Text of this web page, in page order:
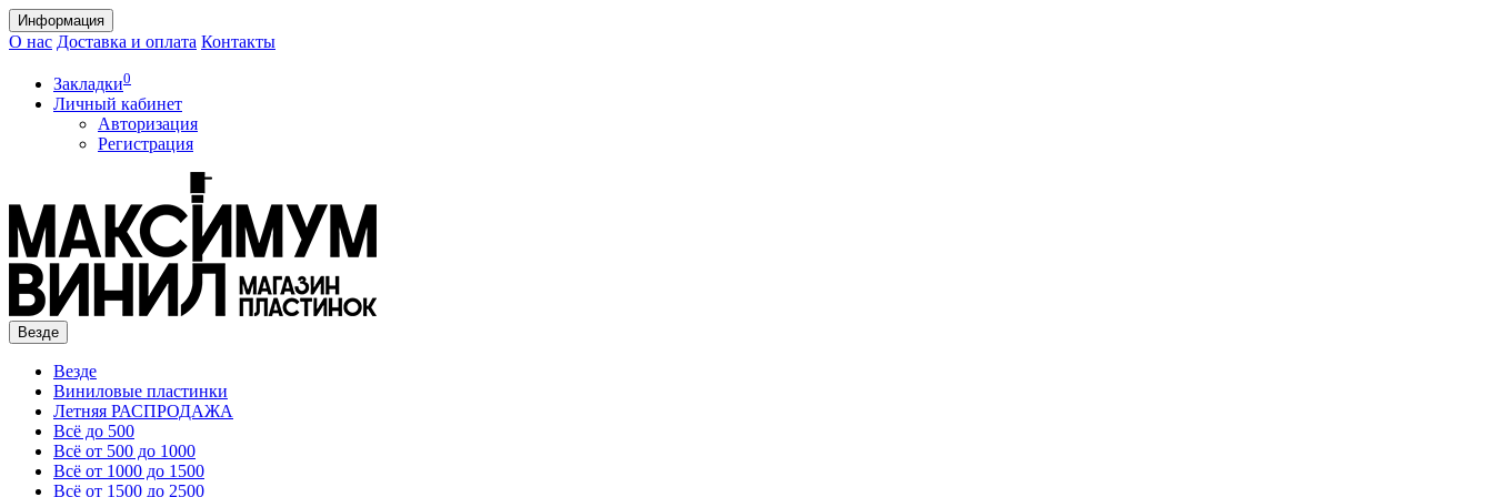
Информация
О нас Доставка и оплата Контакты
Закладки0
Личный кабинет
Авторизация
Регистрация
Везде
Везде
Виниловые пластинки
Летняя РАСПРОДАЖА
Всё до 500
Всё от 500 до 1000
Всё от 1000 до 1500
Всё от 1500 до 2500